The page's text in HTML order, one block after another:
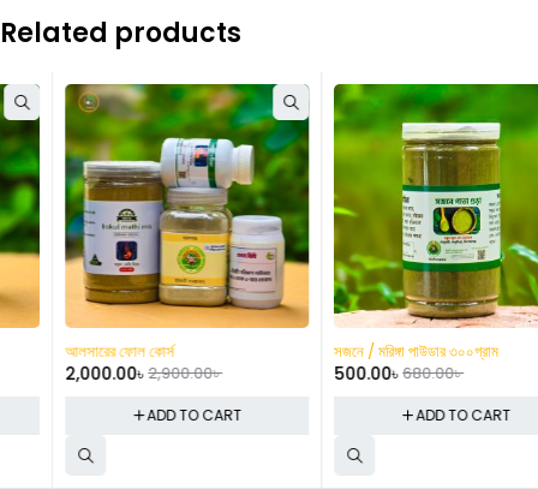
Related products
আলসারের ফোল কোর্স
2,900.00৳
2,000.00৳
ADD TO CART
সজনে / মরিঙ্গা পাউডার ৩০০গ্রাম
680.00৳
500.00৳
ADD TO CART